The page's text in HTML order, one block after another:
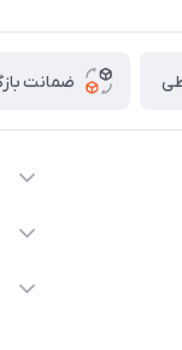
ضمانت